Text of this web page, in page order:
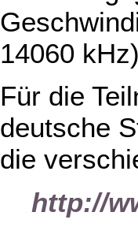
14060
Für die
deutsche
die
http://